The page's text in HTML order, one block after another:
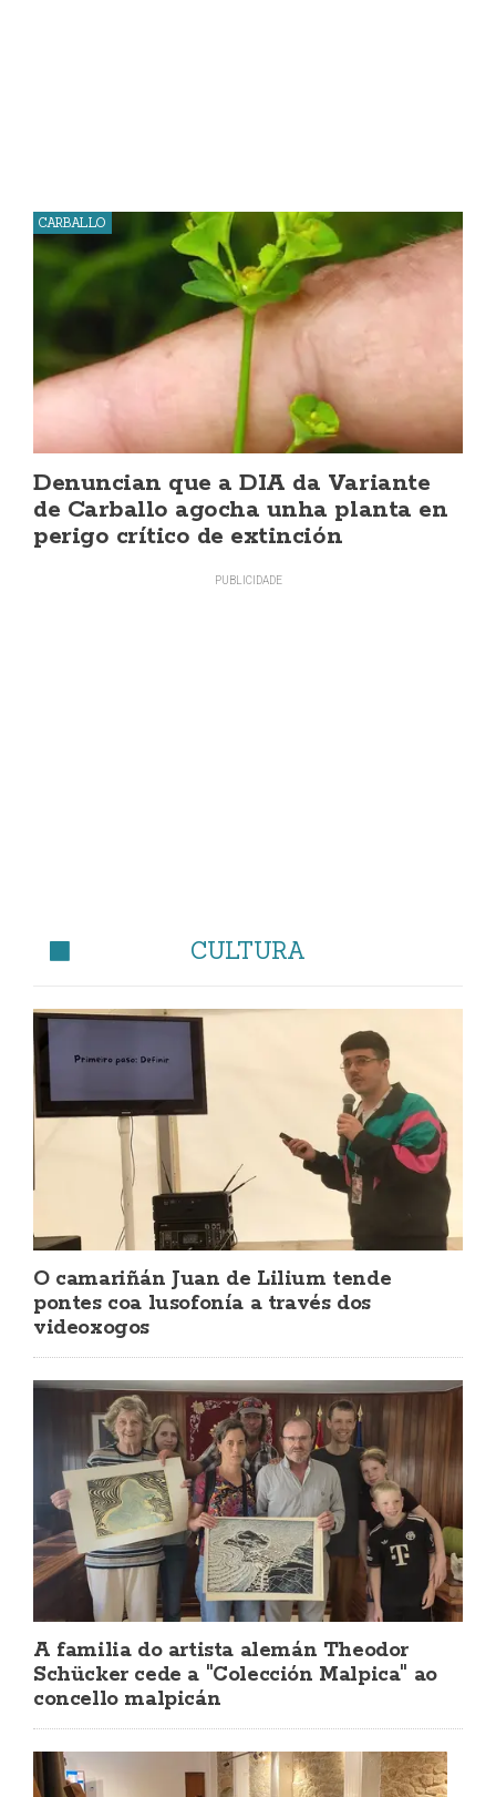
CARBALLO
Denuncian que a DIA da Variante
de Carballo agocha unha planta en
perigo crítico de extinción
CULTURA
O camariñán Juan de Lilium tende
pontes coa lusofonía a través dos
videoxogos
A familia do artista alemán Theodor
Schücker cede a "Colección Malpica" ao
concello malpicán